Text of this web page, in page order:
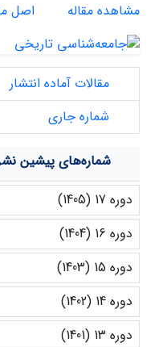
مشاهده مقاله
اصل
مقالات آماده انتشار
شماره جاری
شماره‌های پیشین
دوره 17 (1405)
دوره 16 (1404)
دوره 15 (1403)
دوره 14 (1402)
دوره 13 (1401)